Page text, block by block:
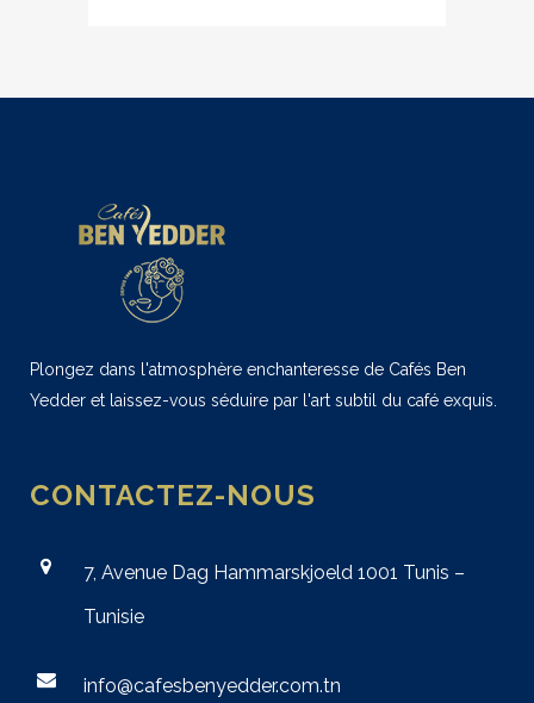
Plongez dans l'atmosphère enchanteresse de Cafés Ben
Yedder et laissez-vous séduire par l'art subtil du café exquis.
CONTACTEZ-NOUS
7, Avenue Dag Hammarskjoeld 1001 Tunis –
Tunisie
info@cafesbenyedder.com.tn